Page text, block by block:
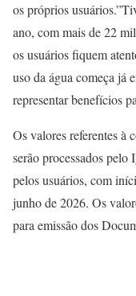
os próprios
ano, com mais de 22
os usuários fiquem
uso da água começa
representar benefícios
Os valores referentes à
serão processados pelo
pelos usuários, com
junho de 2026. Os
para emissão dos